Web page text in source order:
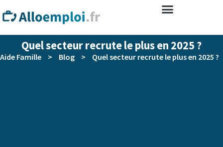
Quel secteur recrute le plus en 2025 ?
Aide Famille > Blog > Quel secteur recrute le plus en 2025 ?